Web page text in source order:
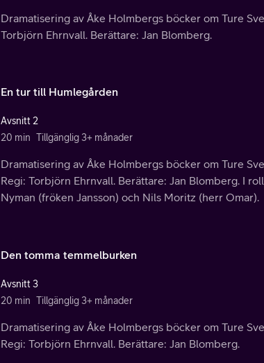
Dramatisering av Åke Holmbergs böcker om Ture
Torbjörn Ehrnvall. Berättare: Jan Blomberg.
En tur till Humlegården
Avsnitt 2
20 min Tillgänglig 3+ månader
Dramatisering av Åke Holmbergs böcker om Ture
Regi: Torbjörn Ehrnvall. Berättare: Jan Blomberg. I
Nyman (fröken Jansson) och Nils Moritz (herr Omar).
Den tomma temmelburken
Avsnitt 3
20 min Tillgänglig 3+ månader
Dramatisering av Åke Holmbergs böcker om Ture
Regi: Torbjörn Ehrnvall. Berättare: Jan Blomberg.